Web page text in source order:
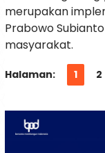
merupakan
Prabowo
masyarakat.
Halaman: 1 2